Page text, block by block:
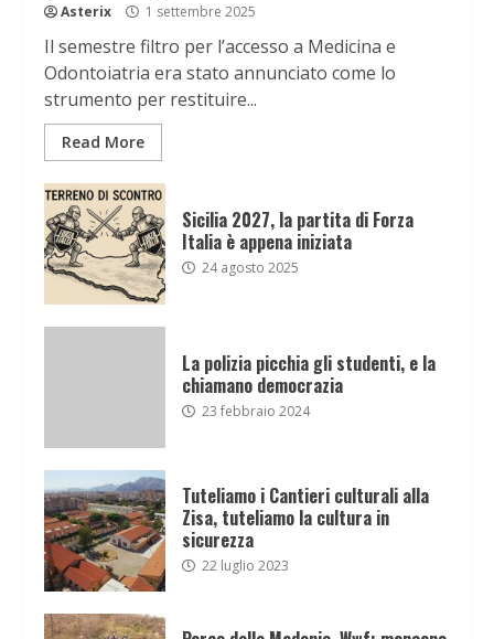
Asterix 1 settembre 2025
Il semestre filtro per l’accesso a Medicina e
Odontoiatria era stato annunciato come lo
strumento per restituire...
Read More
Sicilia 2027, la partita di Forza
Italia è appena iniziata
24 agosto 2025
La polizia picchia gli studenti, e la
chiamano democrazia
23 febbraio 2024
Tuteliamo i Cantieri culturali alla
Zisa, tuteliamo la cultura in
sicurezza
22 luglio 2023